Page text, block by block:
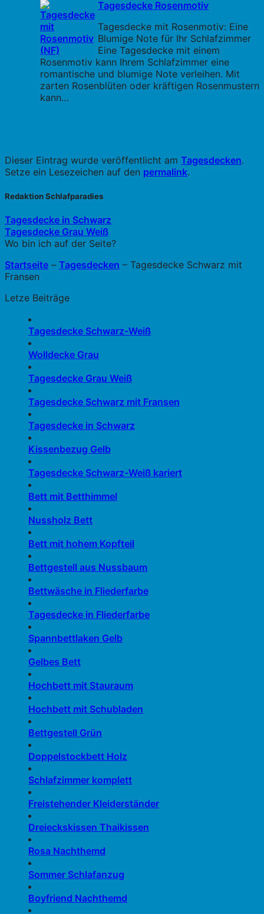
Tagesdecke Rosenmotiv
Tagesdecke mit Rosenmotiv: Eine
Blumige Note für Ihr Schlafzimmer
Eine Tagesdecke mit einem
Rosenmotiv kann Ihrem Schlafzimmer eine
romantische und blumige Note verleihen. Mit
zarten Rosenblüten oder kräftigen Rosenmustern
kann…
Dieser Eintrag wurde veröffentlicht am Tagesdecken.
Setze ein Lesezeichen auf den permalink.
Redaktion Schlafparadies
Tagesdecke in Schwarz
Tagesdecke Grau Weiß
Wo bin ich auf der Seite?
Startseite – Tagesdecken – Tagesdecke Schwarz mit
Fransen
Letze Beiträge
Tagesdecke Schwarz-Weiß
Wolldecke Grau
Tagesdecke Grau Weiß
Tagesdecke Schwarz mit Fransen
Tagesdecke in Schwarz
Kissenbezug Gelb
Tagesdecke Schwarz-Weiß kariert
Bett mit Betthimmel
Nussholz Bett
Bett mit hohem Kopfteil
Bettgestell aus Nussbaum
Bettwäsche in Fliederfarbe
Tagesdecke in Fliederfarbe
Spannbettlaken Gelb
Gelbes Bett
Hochbett mit Stauraum
Hochbett mit Schubladen
Bettgestell Grün
Doppelstockbett Holz
Schlafzimmer komplett
Freistehender Kleiderständer
Dreieckskissen Thaikissen
Rosa Nachthemd
Sommer Schlafanzug
Boyfriend Nachthemd